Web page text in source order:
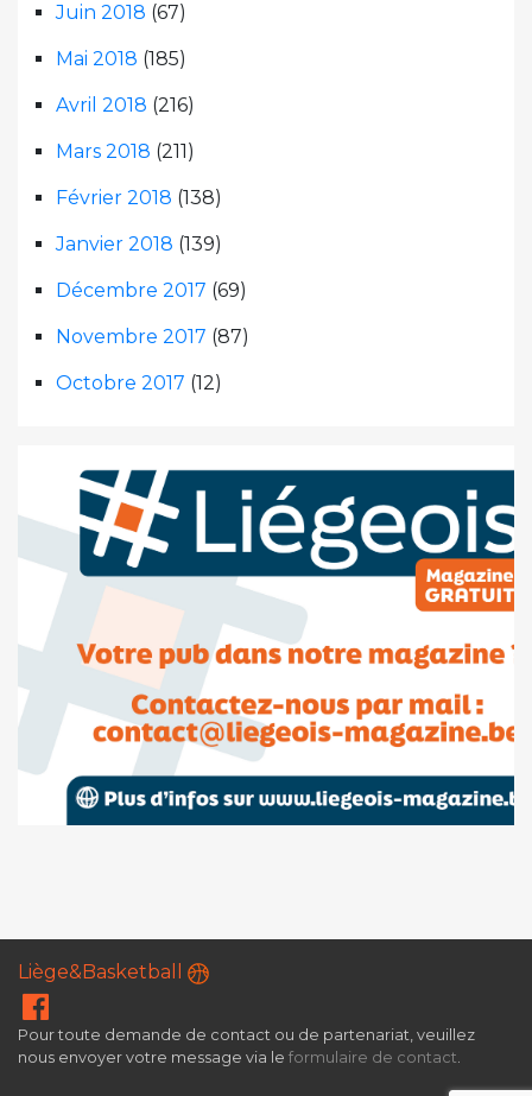
Juin 2018 (67)
Mai 2018 (185)
Avril 2018 (216)
Mars 2018 (211)
Février 2018 (138)
Janvier 2018 (139)
Décembre 2017 (69)
Novembre 2017 (87)
Octobre 2017 (12)
Liège&Basketball
Pour toute demande de contact ou de partenariat, veuillez
nous envoyer votre message via le formulaire de contact.